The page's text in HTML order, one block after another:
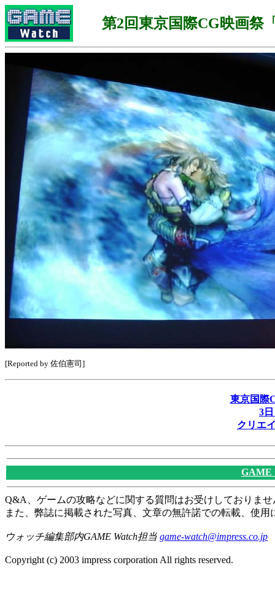
第2回東京国際CG映画祭
[Reported by 佐伯憲司]
東京国際
3
クリエ
GAME
Q&A、ゲームの攻略などに関する質問はお受けしておりませ
また、弊誌に掲載された写真、文章の無許諾での転載、使
ウォッチ編集部内GAME Watch担当 game-watch@impress.co.jp
Copyright (c) 2003 impress corporation All rights reserved.